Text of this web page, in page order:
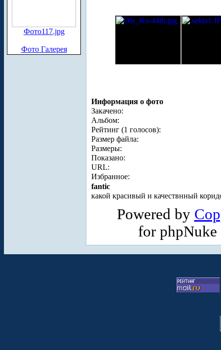
Фото117.jpg
Фото Галерея
Информация о фото
Закачено:
Альбом:
Рейтинг (1 голосов):
Размер файла:
Размеры:
Показано:
URL:
Избранное:
fantic
какой красивый и качествнный
Powered by
for